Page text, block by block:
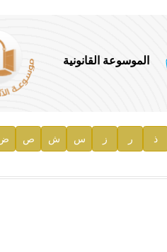
الموسوعة القانونية
ذ ر ز س ش ص